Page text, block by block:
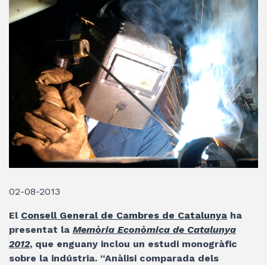
02-08-2013
El Consell General de Cambres de Catalunya ha
presentat la Memòria Econòmica de Catalunya
2012, que enguany inclou un estudi monogràfic
sobre la indústria. “Anàlisi comparada dels